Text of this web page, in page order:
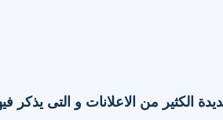
الكثير من الاعلانات و التى يذكر